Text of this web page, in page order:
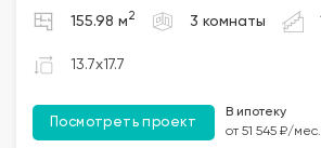
155.98 м 2 3 комнаты
13.7x17.7
Посмотреть проект
В ипотеку
от 51 545 ₽/мес.